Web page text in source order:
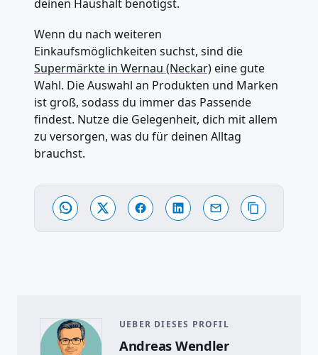
deinen Haushalt benötigst.
Wenn du nach weiteren
Einkaufsmöglichkeiten suchst, sind die
Supermärkte in Wernau (Neckar)eine gute
Wahl. Die Auswahl an Produkten und Marken
ist groß, sodass du immer das Passende
findest. Nutze die Gelegenheit, dich mit allem
zu versorgen, was du für deinen Alltag
brauchst.
UEBER DIESES PROFIL
Andreas Wendler